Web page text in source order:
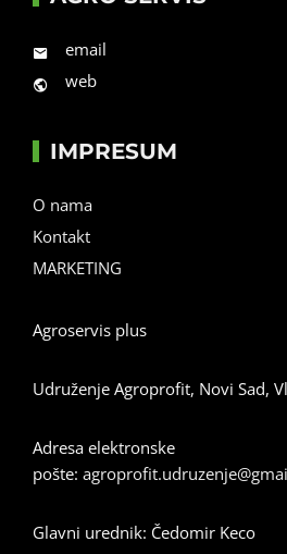
email
web
IMPRESUM
O nama
Kontakt
MARKETING
Agroservis plus
Udruženje Agroprofit, Novi Sad,
Adresa elektronske
pošte:
Glavni urednik: Čedomir Keco